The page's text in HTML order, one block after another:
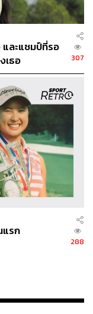
ละแชมป์ที่รอ
เธอ
307
แรก
288